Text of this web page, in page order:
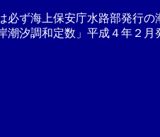
ず海上保安庁水路部発行の
汐調和定数」平成４年２月